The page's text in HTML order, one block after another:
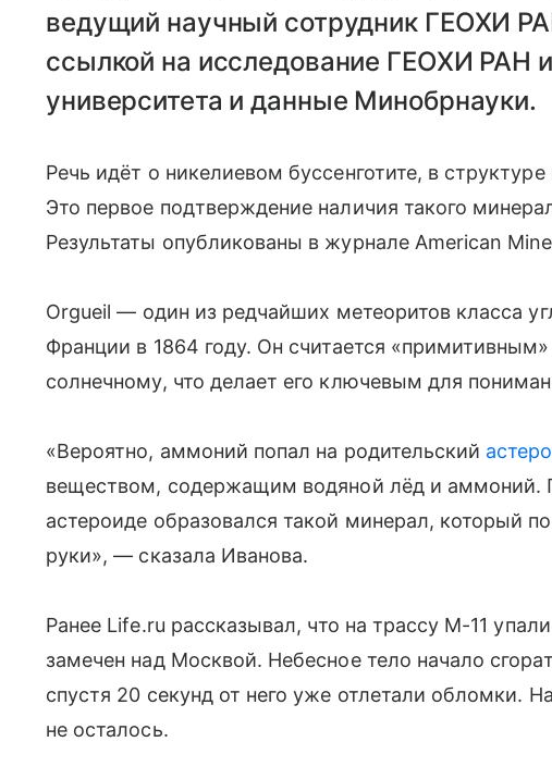
ведущий научный сотрудник ГЕОХИ
ссылкой на исследование ГЕОХИ РАН
университета и данные Минобрнауки.
Речь идёт о никелиевом буссенготите, в
Это первое подтверждение наличия такого
Результаты опубликованы в журнале American
Orgueil — один из редчайших метеоритов класса
Франции в 1864 году. Он считается
солнечному, что делает его ключевым для
«Вероятно, аммоний попал на родительский
веществом, содержащим водяной лёд и аммоний.
астероиде образовался такой минерал, который
руки», — сказала Иванова.
Ранее Life.ru рассказывал, что на трассу М-11
замечен над Москвой. Небесное тело начало
спустя 20 секунд от него уже отлетали обломки.
не осталось.